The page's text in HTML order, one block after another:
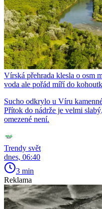
Vírská přehrada klesla o osm
voda ale pořád míří do
Sucho odkrylo u Víru
Přítok do nádrže je velmi
omezené není.
Trendy svět
dnes, 06:40
3 min
Reklama